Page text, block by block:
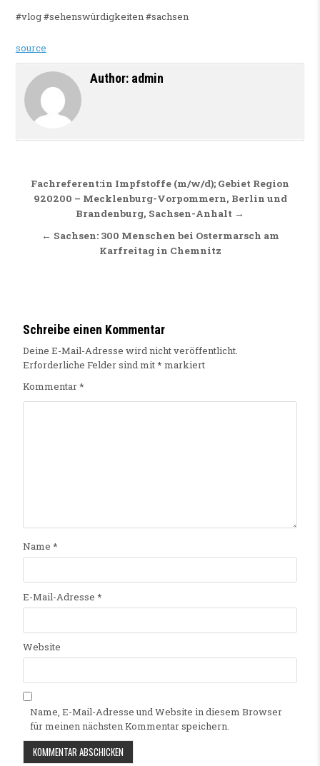
#vlog #sehenswürdigkeiten #sachsen
source
Author: admin
Beitragsnavigation
Fachreferent:in Impfstoffe (m/w/d); Gebiet Region
920200 – Mecklenburg-Vorpommern, Berlin und
Brandenburg, Sachsen-Anhalt →
← Sachsen: 300 Menschen bei Ostermarsch am
Karfreitag in Chemnitz
Schreibe einen Kommentar
Deine E-Mail-Adresse wird nicht veröffentlicht.
Erforderliche Felder sind mit* markiert
Kommentar*
Name *
E-Mail-Adresse *
Website
Name, E-Mail-Adresse und Website in diesem Browser
für meinen nächsten Kommentar speichern.